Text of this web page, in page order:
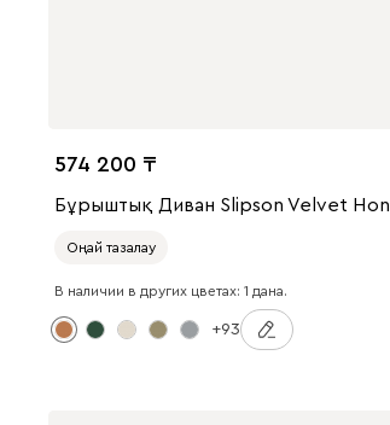
574 200
Бұрыштық Диван Slipson Velvet
Оңай тазалау
В наличии в других цветах: 1 дана.
+93